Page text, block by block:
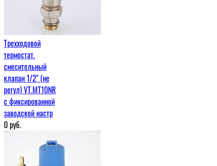
Трехходовой
термостат.
смесительный
клапан 1/2" (не
регул) VT.MT10NR
с фиксированной
заводской настр
0руб.